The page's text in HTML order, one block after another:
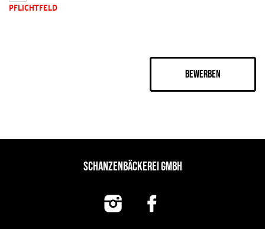
PFLICHTFELD
BEWERBEN
SCHANZENBÄCKEREI GMBH